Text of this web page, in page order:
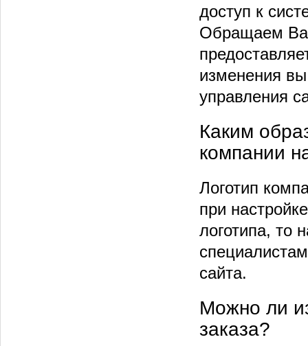
доступ к
Обращаем
изменения
управления
Каким
компании
Логотип
при
логотипа, то
сайта.
Можно ли
заказа?